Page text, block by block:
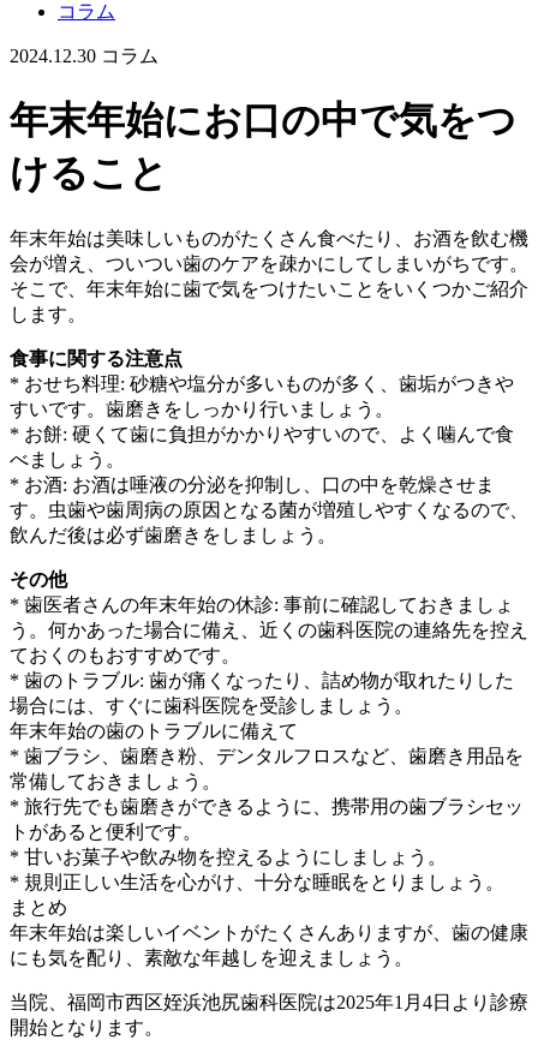
コラム
2024.12.30 コラム
年末年始にお口の中で気をつ
けること
年末年始は美味しいものがたくさん食べたり、お酒を飲む機
会が増え、ついつい歯のケアを疎かにしてしまいがちです。
そこで、年末年始に歯で気をつけたいことをいくつかご紹介
します。
食事に関する注意点
* おせち料理: 砂糖や塩分が多いものが多く、歯垢がつきや
すいです。歯磨きをしっかり行いましょう。
* お餅: 硬くて歯に負担がかかりやすいので、よく噛んで食
べましょう。
* お酒: お酒は唾液の分泌を抑制し、口の中を乾燥させま
す。虫歯や歯周病の原因となる菌が増殖しやすくなるので、
飲んだ後は必ず歯磨きをしましょう。
その他
* 歯医者さんの年末年始の休診: 事前に確認しておきましょ
う。何かあった場合に備え、近くの歯科医院の連絡先を控え
ておくのもおすすめです。
* 歯のトラブル: 歯が痛くなったり、詰め物が取れたりした
場合には、すぐに歯科医院を受診しましょう。
年末年始の歯のトラブルに備えて
* 歯ブラシ、歯磨き粉、デンタルフロスなど、歯磨き用品を
常備しておきましょう。
* 旅行先でも歯磨きができるように、携帯用の歯ブラシセッ
トがあると便利です。
* 甘いお菓子や飲み物を控えるようにしましょう。
* 規則正しい生活を心がけ、十分な睡眠をとりましょう。
まとめ
年末年始は楽しいイベントがたくさんありますが、歯の健康
にも気を配り、素敵な年越しを迎えましょう。
当院、福岡市西区姪浜池尻歯科医院は2025年1月4日より診療
開始となります。